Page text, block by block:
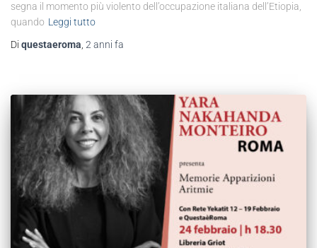
segna il momento più violento dell’occupazione italiana dell’Etiopia,
quando Leggi tutto
Di questaeroma, 2 anni fa